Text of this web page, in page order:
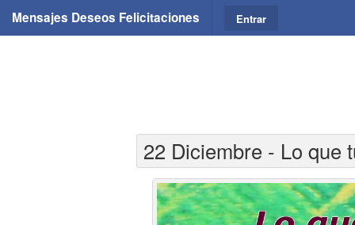
Mensajes Deseos Felicitaciones Entrar
22 Diciembre - Lo que